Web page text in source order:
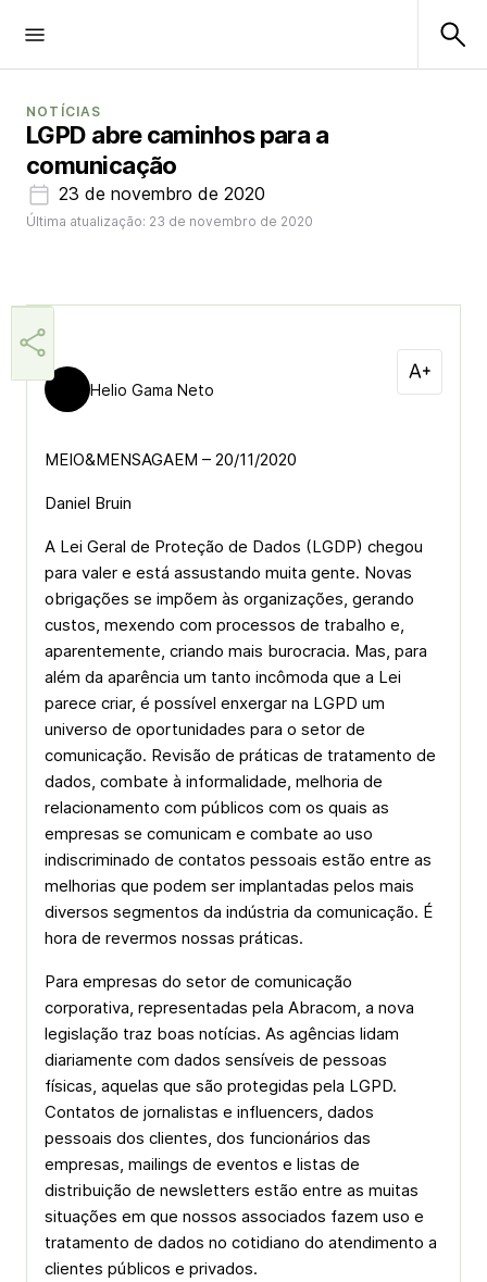
NOTÍCIAS
LGPD abre caminhos para a
comunicação
23 de novembro de 2020
Última atualização: 23 de novembro de 2020
Helio Gama Neto
MEIO&MENSAGAEM – 20/11/2020
Daniel Bruin
A Lei Geral de Proteção de Dados (LGDP) chegou
para valer e está assustando muita gente. Novas
obrigações se impõem às organizações, gerando
custos, mexendo com processos de trabalho e,
aparentemente, criando mais burocracia. Mas, para
além da aparência um tanto incômoda que a Lei
parece criar, é possível enxergar na LGPD um
universo de oportunidades para o setor de
comunicação. Revisão de práticas de tratamento de
dados, combate à informalidade, melhoria de
relacionamento com públicos com os quais as
empresas se comunicam e combate ao uso
indiscriminado de contatos pessoais estão entre as
melhorias que podem ser implantadas pelos mais
diversos segmentos da indústria da comunicação. É
hora de revermos nossas práticas.
Para empresas do setor de comunicação
corporativa, representadas pela Abracom, a nova
legislação traz boas notícias. As agências lidam
diariamente com dados sensíveis de pessoas
físicas, aquelas que são protegidas pela LGPD.
Contatos de jornalistas e influencers, dados
pessoais dos clientes, dos funcionários das
empresas, mailings de eventos e listas de
distribuição de newsletters estão entre as muitas
situações em que nossos associados fazem uso e
tratamento de dados no cotidiano do atendimento a
clientes públicos e privados.